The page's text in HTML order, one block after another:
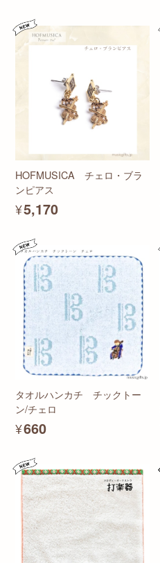
HOFMUSICA チェロ・ブラ
ンピアス
¥5,170
タオルハンカチ チックトー
ン/チェロ
¥660